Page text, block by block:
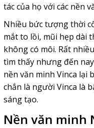
tác của họ với các nền
Nhiều bức tượng thời
mắt to lồi, mũi hẹp dài
không có môi. Rất
tìm thấy nhưng đến
nền văn minh Vinca lại
chắn là người Vinca là
sáng tạo.
Nền văn minh